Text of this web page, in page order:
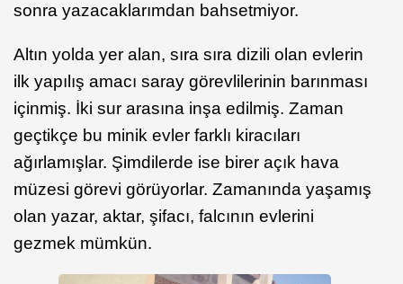
sonra yazacaklarımdan bahsetmiyor.
Altın yolda yer alan, sıra sıra dizili olan evlerin
ilk yapılış amacı saray görevlilerinin barınması
içinmiş. İki sur arasına inşa edilmiş. Zaman
geçtikçe bu minik evler farklı kiracıları
ağırlamışlar. Şimdilerde ise birer açık hava
müzesi görevi görüyorlar. Zamanında yaşamış
olan yazar, aktar, şifacı, falcının evlerini
gezmek mümkün.